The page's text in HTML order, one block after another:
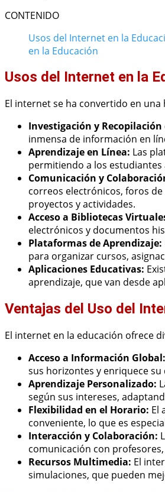
CONTENIDO
Usos del Internet en la
en la Educación
Usos del Internet en la
El internet se ha convertido en
Investigación y
inmensa de información en
Aprendizaje en Línea: Las
permitiendo a los
Comunicación y
correos electrónicos, foros
proyectos y actividades.
Acceso a Bibliotecas
electrónicos y documentos
Plataformas de Aprendizaje:
para organizar cursos,
Aplicaciones Educativas:
aprendizaje, que van desde
Ventajas del Uso del
El internet en la educación ofrece
Acceso a Información Global:
sus horizontes y enriquece
Aprendizaje Personalizado:
según sus intereses,
Flexibilidad en el Horario: El
conveniente, lo que es
Interacción y Colaboración:
comunicación con
Recursos Multimedia: El
simulaciones, que pueden